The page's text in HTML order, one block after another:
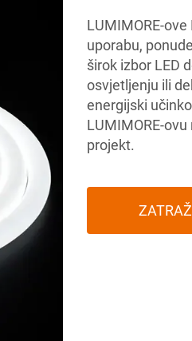
LUMIMORE-
uporabu,
širok izbor LED
osvjetljenju ili
energijski
LUMIMORE-
projekt.